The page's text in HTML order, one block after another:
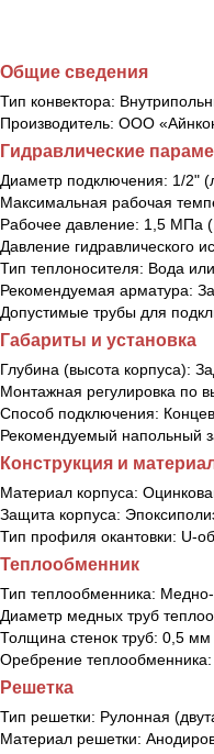
Общие сведения
Тип конвектора:
Производитель: ООО
Гидравлические
Диаметр подключения: 1/2"
Максимальная рабочая
Рабочее давление: 1,5 МПа
Давление гидравлического
Тип теплоносителя: Вода
Рекомендуемая арматура:
Допустимые трубы для
Габариты и установка
Глубина (высота корпуса):
Монтажная регулировка по
Способ подключения:
Рекомендуемый напольный
Конструкция и
Материал корпуса:
Защита корпуса:
Тип профиля окантовки: U-
Теплообменник
Тип теплообменника:
Диаметр медных труб
Толщина стенок труб: 0,5 мм
Оребрение теплообменника:
Решетка
Тип решетки: Рулонная
Материал решетки: